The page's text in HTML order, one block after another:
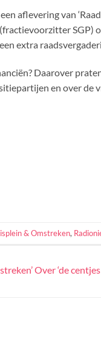
aflevering van
SGP)
extra
Daarover
en over de
& Omstreken,
Over ‘de